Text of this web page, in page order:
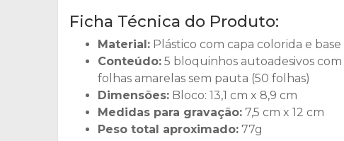
Ficha Técnica do Produto:
Material: Plástico com capa colorida e
Conteúdo: 5 bloquinhos autoadesivos
folhas amarelas sem pauta (50 folhas)
Dimensões: Bloco: 13,1 cm x 8,9 cm
Medidas para gravação: 7,5 cm x 12 cm
Peso total aproximado: 77g